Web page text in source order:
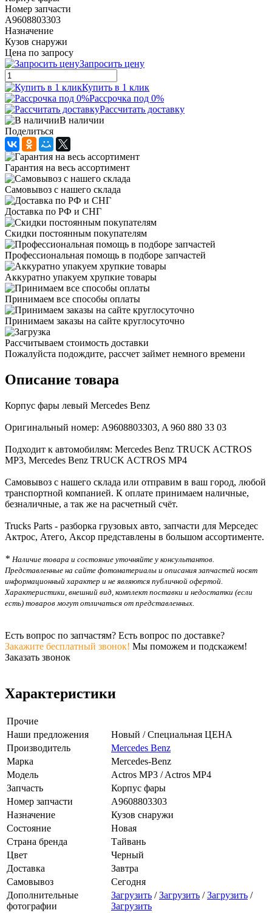
Номер запчасти
A9608803303
Назначение
Кузов снаружи
Цена по запросу
Запросить цену
Купить в 1 клик
Рассрочка под 0%
Рассчитать доставку
В наличии
Поделиться
Гарантия на весь ассортимент
Самовывоз с нашего склада
Доставка по РФ и СНГ
Скидки постоянным покупателям
Профессиональная помощь в подборе запчастей
Аккуратно упакуем хрупкие товары
Принимаем все способы оплаты
Принимаем заказы на сайте круглосуточно
Рассчитываем стоимость доставки
Пожалуйста подождите, рассчет займет немного времени
Описание товара
Корпус фары левый Mercedes Benz
Оригинальный номер: A9608803303, A 960 880 33 03
Подходит к автомобилям: Mercedes Benz TRUCK ACTROS
MP3, Mercedes Benz TRUCK ACTROS MP4
Самовывоз с нашего склада или отправим в ваш город, любой
транспортной компанией. К оплате принимаем наличные,
безналичные, а так же на расчетный счёт.
Trucks Parts - разборка грузовых авто, запчасти для Мерседес
Актрос, Атего, Аксор представлены в большом ассортименте.
* Наличие товара и состояние уточняйте у консультантов.
Представленные на сайте фотоматериалы и описания запчастей носят
информационный характер и не являются публичной офертой.
Характеристики, внешний вид, комплект поставки и недостатки (если
есть) товаров могут отличаться от представленных.
Есть вопрос по запчастям? Есть вопрос по доставке?
Закажите бесплатный звонок! Мы поможем и подскажем!
Заказать звонок
Характеристики
Прочие
Наши предложения
Новый / Специальная ЦЕНА
Производитель
Mercedes Benz
Марка
Mercedes-Benz
Модель
Actros MP3 / Actros MP4
Запчасть
Корпус фары
Номер запчасти
A9608803303
Назначение
Кузов снаружи
Состояние
Новая
Страна бренда
Тайвань
Цвет
Черный
Доставка
Завтра
Самовывоз
Сегодня
Дополнительные
фотографии
Загрузить /Загрузить /Загрузить /
Загрузить